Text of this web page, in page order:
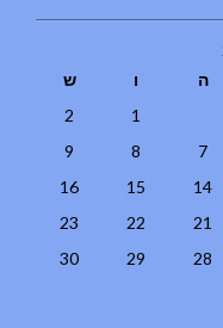
ה ו
ש
1
2
7
8
9
14
15
16
21
22
23
28
29
30